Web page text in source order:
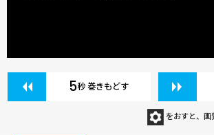
5秒 巻きもどす
をおすと、画